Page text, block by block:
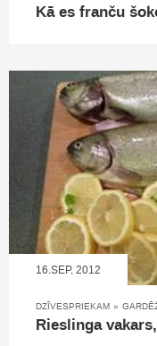
Kā es franču
16.SEP, 2012
DZĪVESPRIEKAM »
Rieslinga